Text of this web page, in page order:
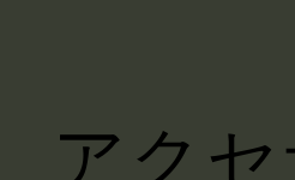
アク